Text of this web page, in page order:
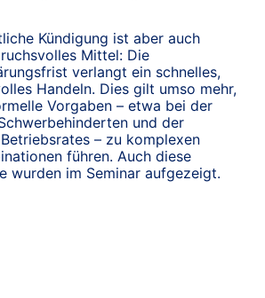
Kündigung ist aber auch
Mittel: Die
verlangt ein schnelles,
Handeln. Dies gilt umso mehr,
Vorgaben – etwa bei der
und der
– zu komplexen
führen. Auch diese
wurden im Seminar aufgezeigt.